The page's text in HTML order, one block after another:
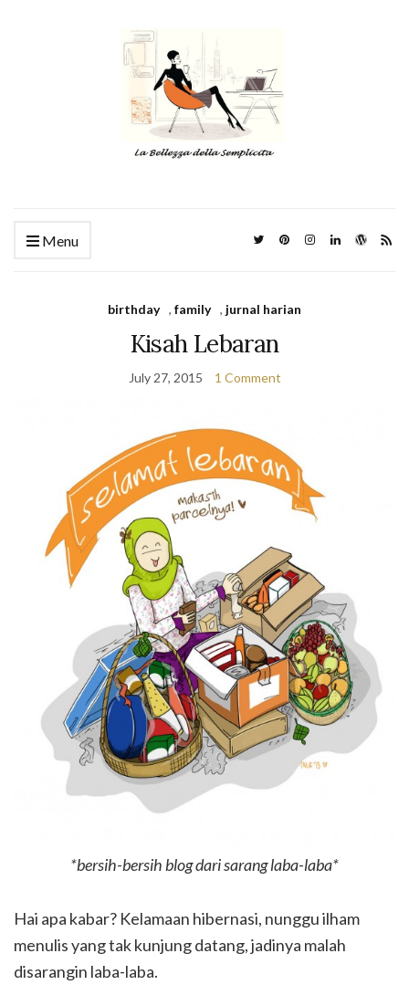
Menu
birthday , family , jurnal harian
Kisah Lebaran
July 27, 2015 1 Comment
*bersih-bersih blog dari sarang laba-laba*
Hai apa kabar? Kelamaan hibernasi, nunggu ilham
menulis yang tak kunjung datang, jadinya malah
disarangin laba-laba.